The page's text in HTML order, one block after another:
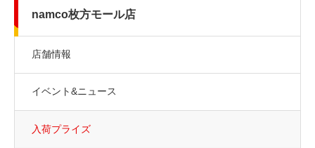
namco枚方モール店
店舗情報
イベント&ニュース
入荷プライズ